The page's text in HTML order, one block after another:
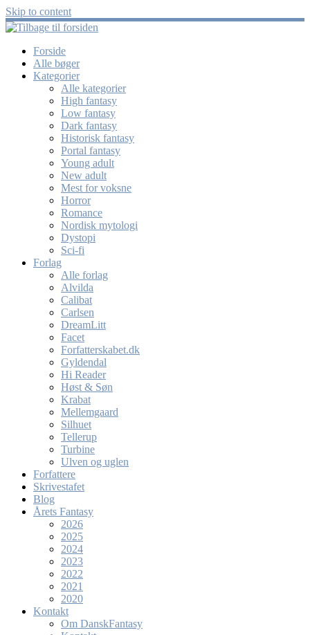
Skip to content
Forside
Alle bøger
Kategorier
Alle kategorier
High fantasy
Low fantasy
Dark fantasy
Historisk fantasy
Portal fantasy
Young adult
New adult
Mest for voksne
Horror
Romance
Nordisk mytologi
Dystopi
Sci-fi
Forlag
Alle forlag
Alvilda
Calibat
Carlsen
DreamLitt
Facet
Forfatterskabet.dk
Gyldendal
Hi Reader
Høst & Søn
Krabat
Mellemgaard
Silhuet
Tellerup
Turbine
Ulven og uglen
Forfattere
Skrivestafet
Blog
Årets Fantasy
2026
2025
2024
2023
2022
2021
2020
Kontakt
Om DanskFantasy